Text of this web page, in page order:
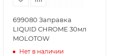
699080 Заправка
LIQUID CHROME 30мл
MOLOTOW
Нет в наличии